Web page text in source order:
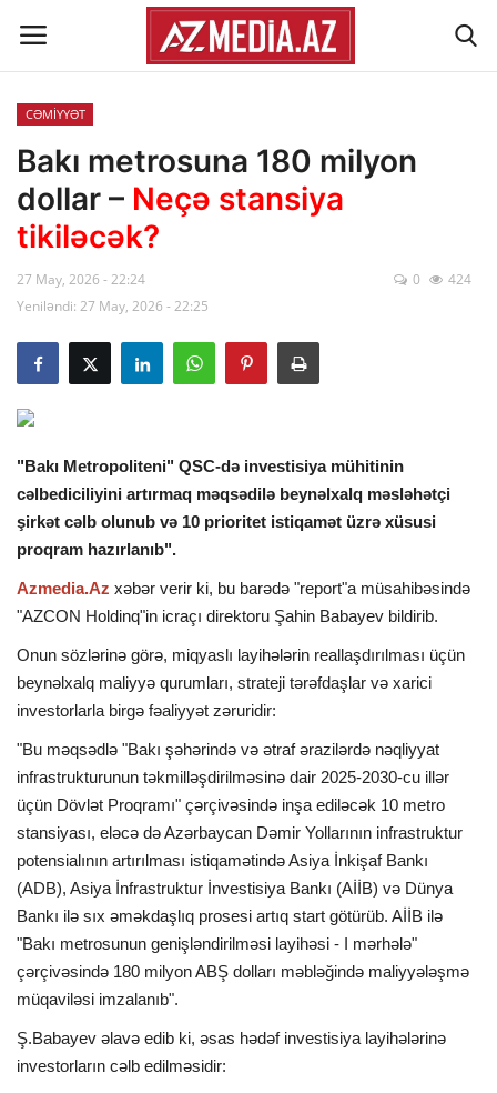
Əlaqə
Xəbər lenti
ÖLKƏ
SİYASƏT
İQTİSADİYYAT
İDMAN
DÜNYA
MARAQLI
SAĞLAMLIQ
ŞOU BİZNES
MÜSAHİBƏ
İKT
CƏMİYYƏT
Bakı metrosuna 180 milyon
dollar – Neçə stansiya
tikiləcək?
27 May, 2026 - 22:24
Yeniləndi: 27 May, 2026 - 22:25
0 424
"Bakı Metropoliteni" QSC-də investisiya mühitinin
cəlbediciliyini artırmaq məqsədilə beynəlxalq məsləhətçi
şirkət cəlb olunub və 10 prioritet istiqamət üzrə xüsusi
proqram hazırlanıb".
Azmedia.Az xəbər verir ki, bu barədə "report"a müsahibəsində
"AZCON Holdinq"in icraçı direktoru Şahin Babayev bildirib.
Onun sözlərinə görə, miqyaslı layihələrin reallaşdırılması üçün
beynəlxalq maliyyə qurumları, strateji tərəfdaşlar və xarici
investorlarla birgə fəaliyyət zəruridir:
"Bu məqsədlə "Bakı şəhərində və ətraf ərazilərdə nəqliyyat
infrastrukturunun təkmilləşdirilməsinə dair 2025-2030-cu illər
üçün Dövlət Proqramı" çərçivəsində inşa ediləcək 10 metro
stansiyası, eləcə də Azərbaycan Dəmir Yollarının infrastruktur
potensialının artırılması istiqamətində Asiya İnkişaf Bankı
(ADB), Asiya İnfrastruktur İnvestisiya Bankı (AİİB) və Dünya
Bankı ilə sıx əməkdaşlıq prosesi artıq start götürüb. AİİB ilə
"Bakı metrosunun genişləndirilməsi layihəsi - I mərhələ"
çərçivəsində 180 milyon ABŞ dolları məbləğində maliyyələşmə
müqaviləsi imzalanıb".
Ş.Babayev əlavə edib ki, əsas hədəf investisiya layihələrinə
investorların cəlb edilməsidir: